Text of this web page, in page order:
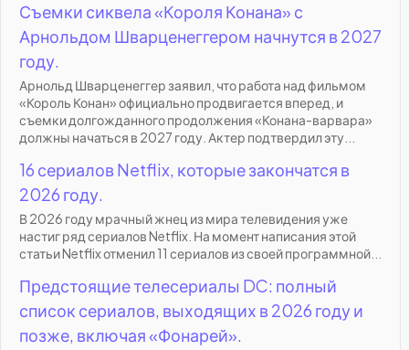
Съемки сиквела «Короля Конана» с
Арнольдом Шварценеггером начнутся в 2027
году.
Арнольд Шварценеггер заявил, что работа над фильмом
«Король Конан» официально продвигается вперед, и
съемки долгожданного продолжения «Конана-варвара»
должны начаться в 2027 году. Актер подтвердил эту...
16 сериалов Netflix, которые закончатся в
2026 году.
В 2026 году мрачный жнец из мира телевидения уже
настиг ряд сериалов Netflix. На момент написания этой
статьи Netflix отменил 11 сериалов из своей программной...
Предстоящие телесериалы DC: полный
список сериалов, выходящих в 2026 году и
позже, включая «Фонарей».